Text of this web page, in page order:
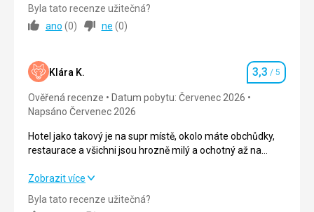
Bar u bazénu nefungoval, ale kousek byl lobby bar
Strava
Okolí 3,0/ 5
Služby
Dostatek lehátek, některé slunečníky jsou v horším stavu
co se dá pochopit skrz vítr a opotřebení, u každého
Byla tato recenze užitečná?
ano (0) ne (0)
Klára K. Hodnocení
3,3 / 5
Ověřená recenze
Datum pobytu: Červenec 2026
Napsáno Červenec 2026
Hotel jako takový je na supr místě, okolo máte obchůdky,
restaurace a všichni jsou hrozně milý a ochotný až na
Hotel jako takový je na supr místě, okolo máte obchůdky,
recepci v hotelu.
Zobrazit více
Byla tato recenze užitečná?